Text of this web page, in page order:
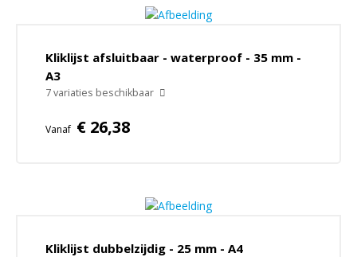
Kliklijst afsluitbaar - waterproof - 35 mm -
A3
7 variaties beschikbaar
Vanaf € 26,38
Kliklijst dubbelzijdig - 25 mm - A4